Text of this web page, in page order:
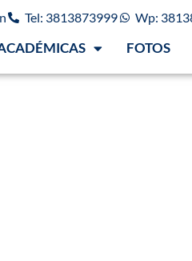
Tel: 3813873999 Wp:
FOTOS